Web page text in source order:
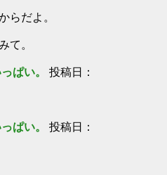
らだよ。
て。
ぱい。 投稿日：
ぱい。 投稿日：